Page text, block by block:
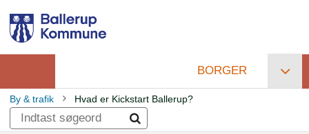
hovedindhold
Primær
navigation
BORGER
Brødkrumme
By & trafik Hvad er Kickstart Ballerup?